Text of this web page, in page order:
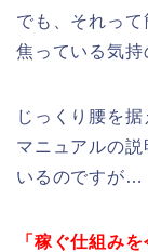
でも、それって
焦っている気持
じっくり腰を据
マニュアルの
いるのですが…
「稼ぐ仕組み